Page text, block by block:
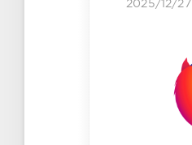
2025/12/27